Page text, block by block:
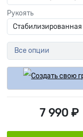
Рукоять
Все опции
7 990 ₽